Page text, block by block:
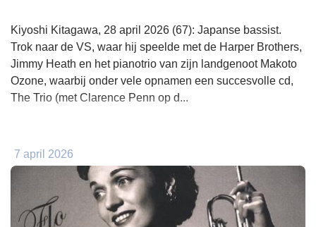
Kiyoshi Kitagawa, 28 april 2026 (67): Japanse bassist.
Trok naar de VS, waar hij speelde met de Harper Brothers,
Jimmy Heath en het pianotrio van zijn landgenoot Makoto
Ozone, waarbij onder vele opnamen een succesvolle cd,
The Trio (met Clarence Penn op d...
7 april 2026